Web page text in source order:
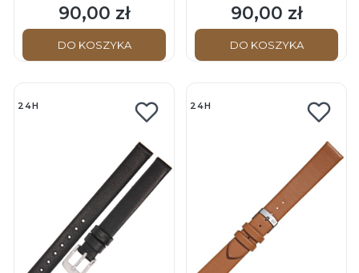
do zegarka
Cena
90,00 zł
DO KOSZYKA
Skórzany pasek do
zegarka
Cena
90,00 zł
DO KOSZYKA
24H 24H